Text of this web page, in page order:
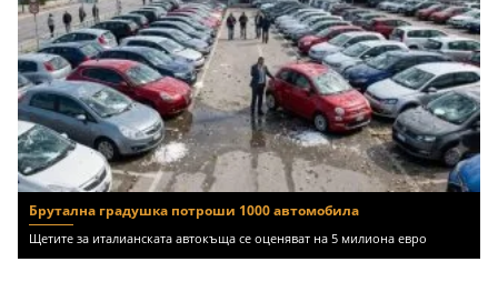
Брутална градушка потроши 1000 автомобила
Щетите за италианската автокъща се оценяват на 5 милиона евро